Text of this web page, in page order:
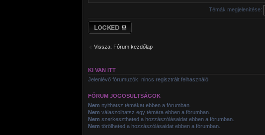
Témák megjelenítése:
Lezárt fórum
Vissza: Fórum kezdőlap
KI VAN ITT
Jelenlévő fórumuzók: nincs regisztrált felhasználó
FÓRUM JOGOSULTSÁGOK
Nem nyithatsz témákat ebben a fórumban.
Nem válaszolhatsz egy témára ebben a fórumban.
Nem szerkesztheted a hozzászólásaidat ebben a fórumban.
Nem törölheted a hozzászólásaidat ebben a fórumban.